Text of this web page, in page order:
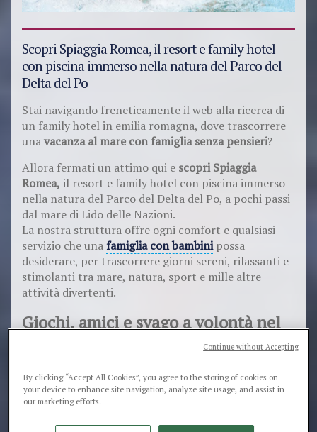
Scopri Spiaggia Romea, il resort e family hotel
con piscina immerso nella natura del Parco del
Delta del Po
Stai navigando freneticamente il web alla ricerca di
un family hotel in emilia romagna, dove trascorrere
unavacanza al mare con famiglia senza pensieri?
Allora fermati un attimo qui e scopri Spiaggia
Romea, il resort e family hotel con piscina immerso
nella natura del Parco del Delta del Po, a pochi passi
dal mare di Lido delle Nazioni.
La nostra struttura offre ogni comfort e qualsiasi
servizio che unafamiglia con bambinipossa
desiderare, per trascorrere giorni sereni, rilassanti e
stimolanti tra mare, natura, sport e mille altre
attività divertenti.
Giochi, amici e svago a volontà nel
resort e family hotel per bambini
spensieratezzache provavi quando andavi al mare da
bambino? Il nostro staff è qui per donare ai tuoi figli
By clicking “Accept All Cookies”, you agree to the storing of cookies on
your device to enhance site navigation, analyze site usage, and assist in
our marketing efforts.
Continue without Accepting